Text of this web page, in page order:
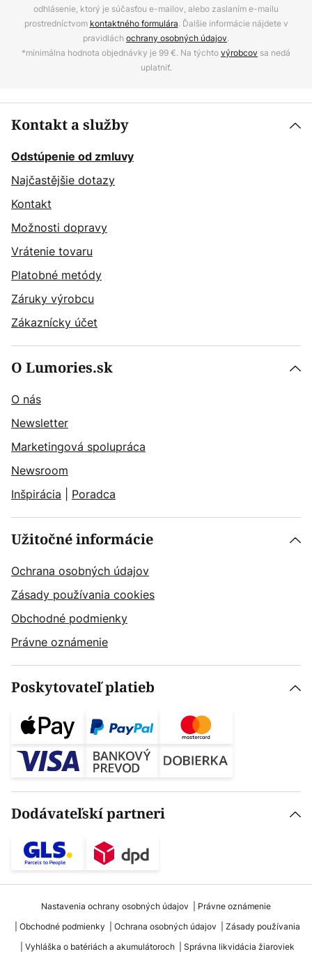
odhlásenie, ktorý je súčasťou e-mailov, alebo zaslaním e-mailu
prostredníctvom kontaktného formulára. Ďalšie informácie nájdete v
pravidlách ochrany osobných údajov.
*minimálna hodnota objednávky je 99 €. Na týchtovýrobcov sa nedá
uplatniť.
Kontakt a služby
Odstúpenie od zmluvy
Najčastějšie dotazy
Kontakt
Možnosti dopravy
Vrátenie tovaru
Platobné metódy
Záruky výrobcu
Zákaznícky účet
O Lumories.sk
O nás
Newsletter
Marketingová spolupráca
Newsroom
Inšpirácia
Poradca
Užitočné informácie
Ochrana osobných údajov
Zásady používania cookies
Obchodné podmienky
Právne oznámenie
Poskytovateľ platieb
Dodávateľskí partneri
Nastavenia ochrany osobných údajov
Právne oznámenie
Obchodné podmienky
Ochrana osobných údajov
Zásady používania
Vyhláška o batériách a akumulátoroch
Správna likvidácia žiaroviek